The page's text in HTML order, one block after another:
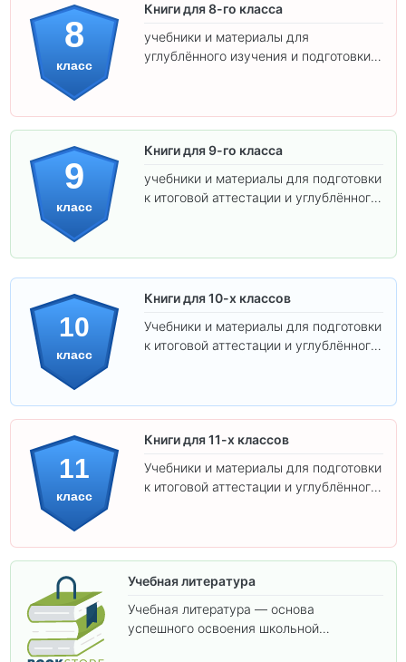
8
класс
Книги для 8-го класса
учебники и материалы для
углублённого изучения и подготовки к
9
класс
Книги для 9-го класса
учебники и материалы для подготовки
к итоговой аттестации и углублённого
10
класс
Книги для 10-х классов
Учебники и материалы для подготовки
к итоговой аттестации и углублённого
11
класс
Книги для 11-х классов
Учебники и материалы для подготовки
к итоговой аттестации и углублённого
Учебная литература
Учебная литература — основа
успешного освоения школьной